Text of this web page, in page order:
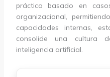
práctico basado en
organizacional,
capacidades internas,
consolide una cultura
inteligencia artificial.